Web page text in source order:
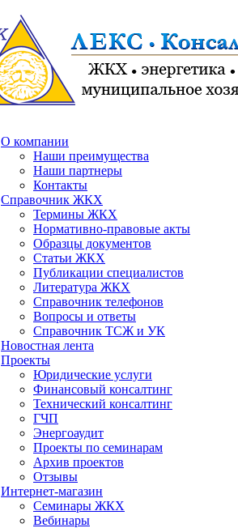
О компании
Наши преимущества
Наши партнеры
Контакты
Справочник ЖКХ
Термины ЖКХ
Нормативно-правовые акты
Образцы документов
Статьи ЖКХ
Публикации специалистов
Литература ЖКХ
Справочник телефонов
Вопросы и ответы
Справочник ТСЖ и УК
Новостная лента
Проекты
Юридические услуги
Финансовый консалтинг
Технический консалтинг
ГЧП
Энергоаудит
Проекты по семинарам
Архив проектов
Отзывы
Интернет-магазин
Семинары ЖКХ
Вебинары